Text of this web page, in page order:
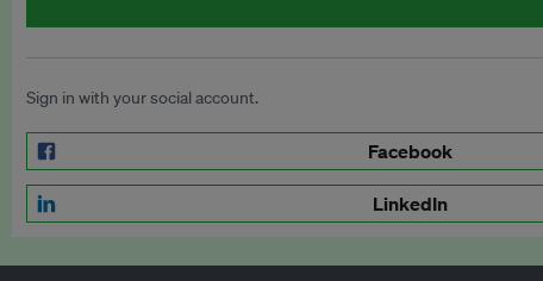
Sign in with your social account.
Facebook
LinkedIn